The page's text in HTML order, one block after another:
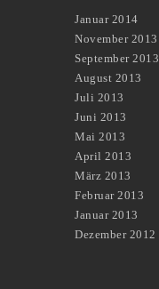
Januar 2014
November 2013
September 2013
August 2013
Juli 2013
Juni 2013
Mai 2013
April 2013
März 2013
Februar 2013
Januar 2013
Dezember 2012